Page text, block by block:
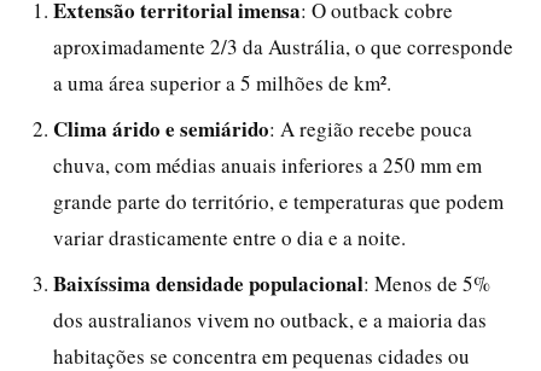
Extensão territorial imensa: O outback cobre
aproximadamente 2/3 da Austrália, o que corresponde
a uma área superior a 5 milhões de km².
Clima árido e semiárido: A região recebe pouca
chuva, com médias anuais inferiores a 250 mm em
grande parte do território, e temperaturas que podem
variar drasticamente entre o dia e a noite.
Baixíssima densidade populacional: Menos de 5%
dos australianos vivem no outback, e a maioria das
habitações se concentra em pequenas cidades ou